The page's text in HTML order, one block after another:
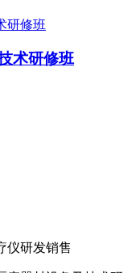
术研修班
仪研发销售